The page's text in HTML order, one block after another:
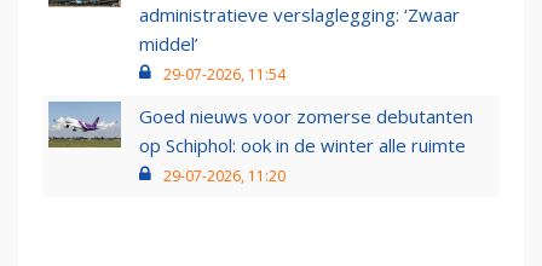
administratieve verslaglegging: ‘Zwaar
middel’
29-07-2026, 11:54
Goed nieuws voor zomerse debutanten
op Schiphol: ook in de winter alle ruimte
29-07-2026, 11:20